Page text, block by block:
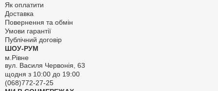
Як оплатити
Доставка
Повернення та обмін
Умови гарантії
Публічний договір
ШОУ-РУМ
м.Рівне
вул. Василя Червонія, 63
щодня з 10:00 до 19:00
(068)772-27-25